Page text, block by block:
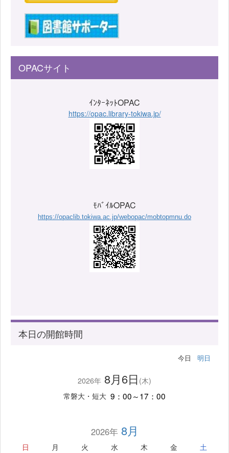
OPACサイト
ｲﾝﾀｰﾈｯﾄOPAC
https://opac.library-tokiwa.jp/
ﾓﾊﾞｲﾙOPAC
https://opaclib.tokiwa.ac.jp/webopac/mobtopmnu.do
本日の開館時間
今日 明日
2026年 8月6日 (木)
常磐大・短大 9：00～17：00
2026年8月
日 月 火 水 木 金 土